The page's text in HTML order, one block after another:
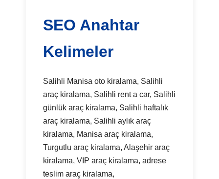
SEO Anahtar
Kelimeler
Salihli Manisa oto kiralama, Salihli
araç kiralama, Salihli rent a car, Salihli
günlük araç kiralama, Salihli haftalık
araç kiralama, Salihli aylık araç
kiralama, Manisa araç kiralama,
Turgutlu araç kiralama, Alaşehir araç
kiralama, VIP araç kiralama, adrese
teslim araç kiralama,